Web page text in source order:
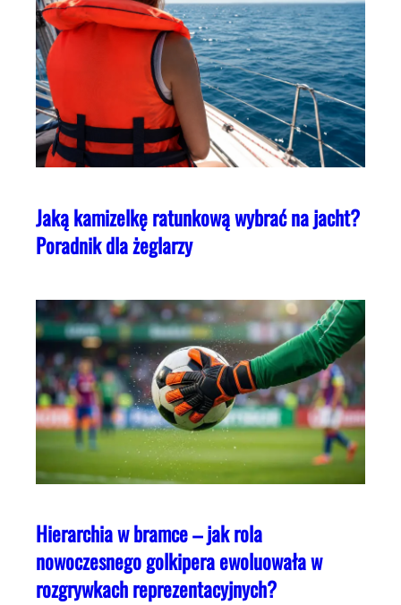
Jaką kamizelkę ratunkową wybrać na jacht?
Poradnik dla żeglarzy
Hierarchia w bramce – jak rola
nowoczesnego golkipera ewoluowała w
rozgrywkach reprezentacyjnych?